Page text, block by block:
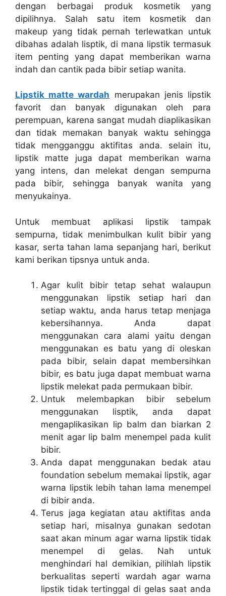
dengan berbagai produk kosmetik yang
dipilihnya. Salah satu item kosmetik dan
makeup yang tidak pernah terlewatkan untuk
dibahas adalah lisptik, di mana lipstik termasuk
item penting yang dapat memberikan warna
indah dan cantik pada bibir setiap wanita.
Lipstik matte wardah merupakan jenis lipstik
favorit dan banyak digunakan oleh para
perempuan, karena sangat mudah diaplikasikan
dan tidak memakan banyak waktu sehingga
tidak mengganggu aktifitas anda. selain itu,
lipstik matte juga dapat memberikan warna
yang intens, dan melekat dengan sempurna
pada bibir, sehingga banyak wanita yang
menyukainya.
Untuk membuat aplikasi lipstik tampak
sempurna, tidak menimbulkan kulit bibir yang
kasar, serta tahan lama sepanjang hari, berikut
kami berikan tipsnya untuk anda.
Agar kulit bibir tetap sehat walaupun
menggunakan lipstik setiap hari dan
setiap waktu, anda harus tetap menjaga
kebersihannya. Anda dapat
menggunakan cara alami yaitu dengan
menggunakan es batu yang di oleskan
pada bibir, selain dapat membersihkan
bibir, es batu juga dapat membuat warna
lipstik melekat pada permukaan bibir.
Untuk melembapkan bibir sebelum
menggunakan lisptik, anda dapat
mengaplikasikan lip balm dan biarkan 2
menit agar lip balm menempel pada kulit
bibir.
Anda dapat menggunakan bedak atau
foundation sebelum memakai lipstik, agar
warna lipstik lebih tahan lama menempel
di bibir anda.
Terus jaga kegiatan atau aktifitas anda
setiap hari, misalnya gunakan sedotan
saat akan minum agar warna lipstik tidak
menempel di gelas. Nah untuk
menghindari hal demikian, pilihlah lipstik
berkualitas seperti wardah agar warna
lipstik tidak tertinggal di gelas saat anda